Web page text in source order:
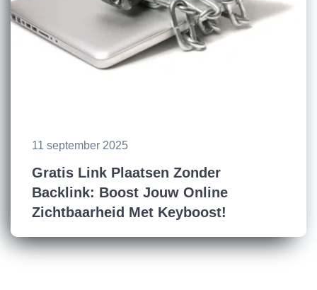
11 september 2025
Gratis Link Plaatsen Zonder
Backlink: Boost Jouw Online
Zichtbaarheid Met Keyboost!